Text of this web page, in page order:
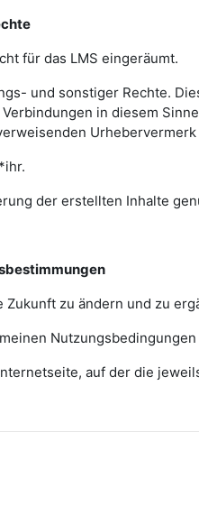
für das LMS eingeräumt.
und sonstiger Rechte.
in diesem
Urhebervermerk
der erstellten Inhalte
zu ändern und zu
auf der die